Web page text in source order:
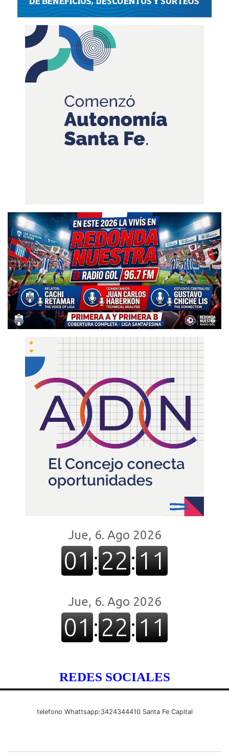
REDES SOCIALES
telefono Whattsapp:3424344410 Santa Fe Capital